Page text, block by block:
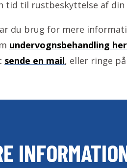
tid til rustbeskyttelse af din
du brug for mere
undervognsbehandling her
sende en mail, eller ringe